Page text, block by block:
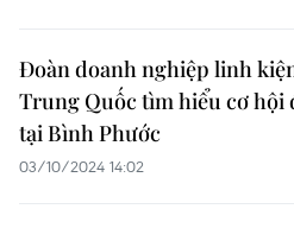
Đoàn doanh nghiệp linh
Trung Quốc tìm hiểu cơ hội
tại Bình Phước
03/10/2024 14:02